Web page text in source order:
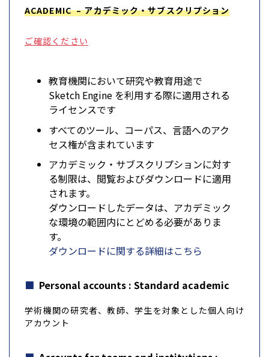
ACADEMIC – アカデミック・サブスクリプション
ご確認ください
教育機関において研究や教育用途で
Sketch Engine を利用する際に適用される
ライセンスです
すべてのツール、コーパス、言語へのアク
セス権が含まれています
アカデミック・サブスクリプションに対す
る制限は、閲覧およびダウンロードに適用
されます。
ダウンロードしたデータは、アカデミック
な環境の範囲内にとどめる必要がありま
す。
ダウンロードに関する詳細はこちら
Personal accounts : Standard academic
学術機関の研究者、教師、学生を対象とした個人向け
アカウント